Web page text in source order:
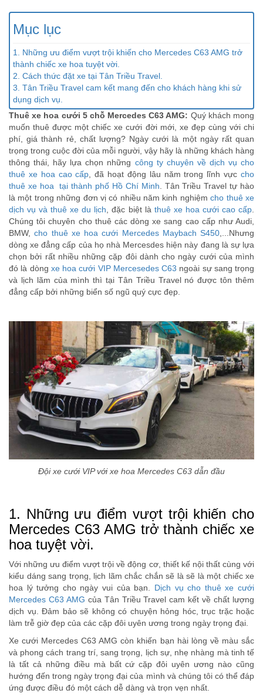
Mục lục
1. Những ưu điểm vượt trội khiến cho Mercedes C63 AMG trở
thành chiếc xe hoa tuyệt vời.
2. Cách thức đặt xe tại Tân Triều Travel.
3. Tân Triều Travel cam kết mang đến cho khách hàng khi sử
dụng dịch vụ.
Thuê xe hoa cưới 5 chỗ Mercedes C63 AMG: Quý khách mong
muốn thuê được một chiếc xe cưới đời mới, xe đẹp cùng với chi
phí, giá thành rẻ, chất lượng? Ngày cưới là một ngày rất quan
trọng trong cuộc đời của mỗi người, vậy hãy là những khách hàng
thông thái, hãy lựa chọn những công ty chuyên về dịch vụ cho
thuê xe hoa cao cấp , đã hoạt động lâu năm trong lĩnh vựccho
thuê xe hoa tại thành phố Hồ Chí Minh . Tân Triều Travel tự hào
là một trong những đơn vị có nhiều năm kinh nghiệmcho thuê xe
dịch vụ và thuê xe du lịch , đặc biệt là thuê xe hoa cưới cao cấp
Chúng tôi chuyên cho thuê các dòng xe sang cao cấp như Audi,
BMW, cho thuê xe hoa cưới Mercedes Maybach S450 ,...Nhưng
dòng xe đẳng cấp của họ nhà Mercesdes hiện này đang là sự lựa
chọn bởi rất nhiều những cặp đôi dành cho ngày cưới của mình
đó là dòng xe hoa cưới VIP Mercesedes C63 ngoài sự sang trọng
và lịch lãm của mình thì tại Tân Triều Travel nó được tôn thêm
đẳng cấp bởi những biển số ngũ quý cực đẹp.
Đội xe cưới VIP với xe hoa Mercedes C63 dẫn đầu
1. Những ưu điểm vượt trội khiến cho
Mercedes C63 AMG trở thành chiếc xe
hoa tuyệt vời.
Với những ưu điểm vượt trội về động cơ, thiết kế nội thất cùng với
kiểu dáng sang trọng, lịch lãm chắc chắn sẽ là sẽ là một chiếc xe
hoa lý tưởng cho ngày vui của bạn. Dịch vụ cho thuê xe cưới
Mercedes C63 AMG của Tân Triều Travel cam kết về chất lượng
dịch vụ. Đảm bảo sẽ không có chuyện hỏng hóc, trục trặc hoặc
làm trễ giờ đẹp của các cặp đôi uyên ương trong ngày trọng đại.
Xe cưới Mercedes C63 AMG còn khiến bạn hài lòng về màu sắc
và phong cách trang trí, sang trọng, lịch sự, nhẹ nhàng mà tinh tế
là tất cả những điều mà bất cứ cặp đôi uyên ương nào cũng
hướng đến trong ngày trọng đại của mình và chúng tôi có thể đáp
ứng được điều đó một cách dễ dàng và trọn vẹn nhất.